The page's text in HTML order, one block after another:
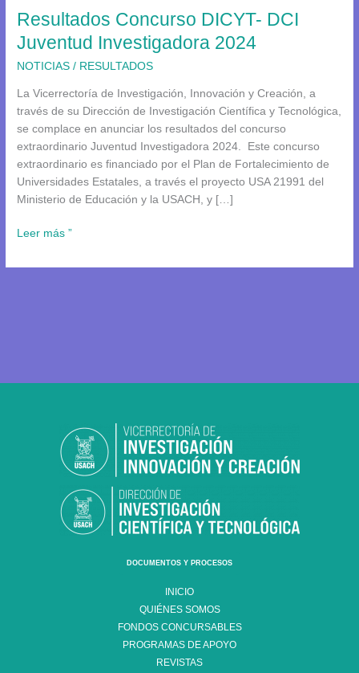
Resultados Concurso DICYT- DCI
Juventud Investigadora 2024
NOTICIAS / RESULTADOS
La Vicerrectoría de Investigación, Innovación y Creación, a
través de su Dirección de Investigación Científica y Tecnológica,
se complace en anunciar los resultados del concurso
extraordinario Juventud Investigadora 2024. Este concurso
extraordinario es financiado por el Plan de Fortalecimiento de
Universidades Estatales, a través el proyecto USA 21991 del
Ministerio de Educación y la USACH, y […]
Leer más ”
DOCUMENTOS Y PROCESOS
INICIO
QUIÉNES SOMOS
FONDOS CONCURSABLES
PROGRAMAS DE APOYO
REVISTAS